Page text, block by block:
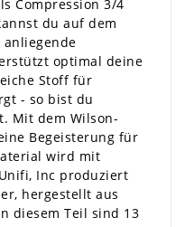
Compression 3/4
du auf dem
anliegende
optimal deine
Stoff für
- so bist du
Mit dem Wilson-
Begeisterung für
wird mit
Inc produziert
hergestellt aus
diesem Teil sind 13